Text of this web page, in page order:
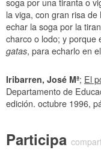
soga por una tiranta o
la viga, con gran risa
echar la soga por la
charco o lodo; y porque
gatas, para echarlo en
Iribarren, José Mª; El
Departamento de
edición. octubre 1996,
Participa